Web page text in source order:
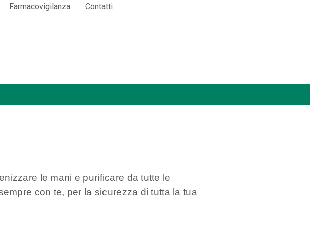
Farmacovigilanza Contatti
le mani e purificare da tutte le
con te, per la sicurezza di tutta la tua